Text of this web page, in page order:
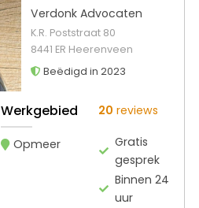
Verdonk Advocaten
K.R. Poststraat 80
8441 ER Heerenveen
Beëdigd in 2023
Werkgebied
Opmeer
20 reviews
Gratis
gesprek
Binnen 24
uur